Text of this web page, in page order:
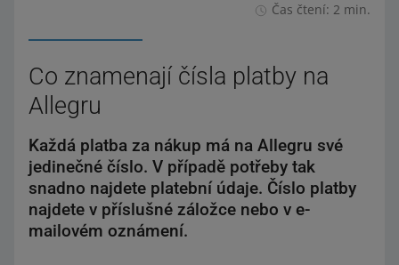
Čas čtení: 2 min.
Co znamenají čísla platby na
Allegru
Každá platba za nákup má na Allegru své
jedinečné číslo. V případě potřeby tak
snadno najdete platební údaje. Číslo platby
najdete v příslušné záložce nebo v e-
mailovém oznámení.